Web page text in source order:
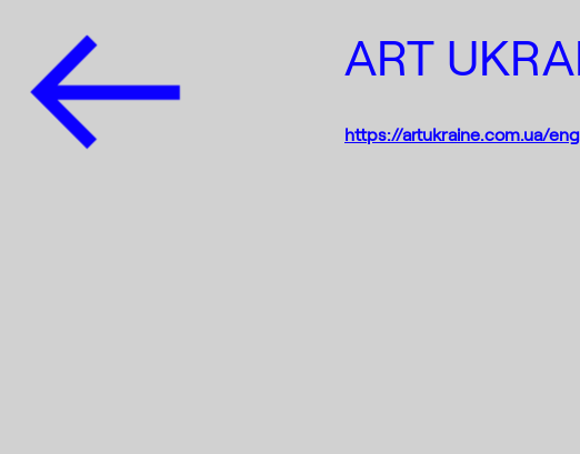
ART
https://artukraine.com.ua/